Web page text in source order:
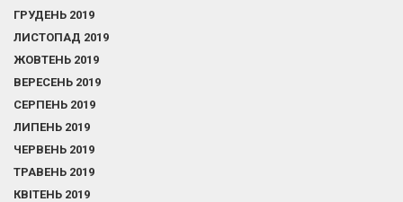
ГРУДЕНЬ 2019
ЛИСТОПАД 2019
ЖОВТЕНЬ 2019
ВЕРЕСЕНЬ 2019
СЕРПЕНЬ 2019
ЛИПЕНЬ 2019
ЧЕРВЕНЬ 2019
ТРАВЕНЬ 2019
КВІТЕНЬ 2019